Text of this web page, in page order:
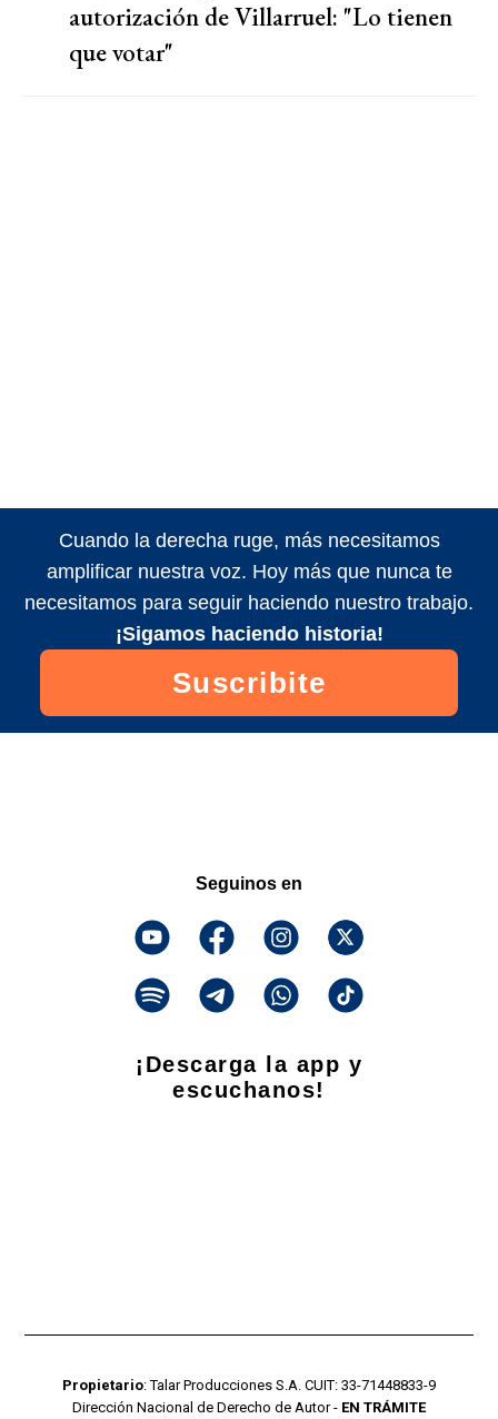
autorización de Villarruel: "Lo tienen
que votar"
Cuando la derecha ruge, más necesitamos
amplificar nuestra voz. Hoy más que nunca te
necesitamos para seguir haciendo nuestro trabajo.
¡Sigamos haciendo historia!
Suscribite
Seguinos en
¡Descarga la app y
escuchanos!
Propietario: Talar Producciones S.A. CUIT: 33-71448833-9
Dirección Nacional de Derecho de Autor - EN TRÁMITE